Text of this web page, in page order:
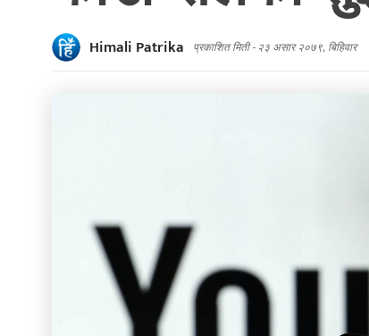
Himali Patrika प्रकाशित मिती - २३ असार २०७९, बिहिवार